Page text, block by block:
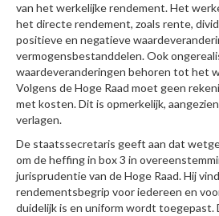
van het werkelijke rendement. Het
het directe rendement, zoals rente,
positieve en negatieve
vermogensbestanddelen. Ook
waardeveranderingen behoren tot het
Volgens de Hoge Raad moet geen
met kosten. Dit is opmerkelijk,
verlagen.
De staatssecretaris geeft aan dat
om de heffing in box 3 in
jurisprudentie van de Hoge Raad. Hij
rendementsbegrip voor iedereen en
duidelijk is en uniform wordt toegepast.